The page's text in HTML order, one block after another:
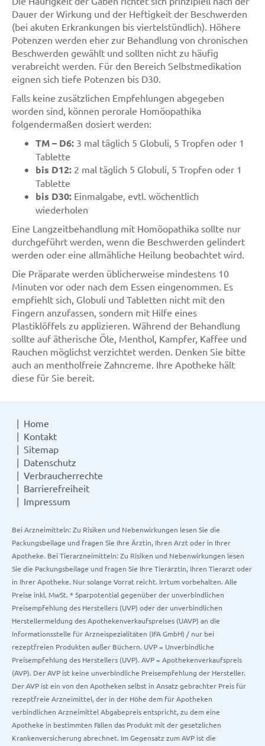
Dauer der Wirkung und der Heftigkeit der Beschwerden
(bei akuten Erkrankungen bis viertelstündlich). Höhere
Potenzen werden eher zur Behandlung von chronischen
Beschwerden gewählt und sollten nicht zu häufig
verabreicht werden. Für den Bereich Selbstmedikation
eignen sich tiefe Potenzen bis D30.
Falls keine zusätzlichen Empfehlungen abgegeben
worden sind, können perorale Homöopathika
folgendermaßen dosiert werden:
TM – D6: 3 mal täglich 5 Globuli, 5 Tropfen oder 1
Tablette
bis D12: 2 mal täglich 5 Globuli, 5 Tropfen oder 1
Tablette
bis D30: Einmalgabe, evtl. wöchentlich
wiederholen
Eine Langzeitbehandlung mit Homöopathika sollte nur
durchgeführt werden, wenn die Beschwerden gelindert
werden oder eine allmähliche Heilung beobachtet wird.
Die Präparate werden üblicherweise mindestens 10
Minuten vor oder nach dem Essen eingenommen. Es
empfiehlt sich, Globuli und Tabletten nicht mit den
Fingern anzufassen, sondern mit Hilfe eines
Plastiklöffels zu applizieren. Während der Behandlung
sollte auf ätherische Öle, Menthol, Kampfer, Kaffee und
Rauchen möglichst verzichtet werden. Denken Sie bitte
auch an mentholfreie Zahncreme. Ihre Apotheke hält
diese für Sie bereit.
Home
Kontakt
Sitemap
Datenschutz
Verbraucherrechte
Barrierefreiheit
Impressum
Bei Arzneimitteln: Zu Risiken und Nebenwirkungen lesen Sie die
Packungsbeilage und fragen Sie Ihre Ärztin, Ihren Arzt oder in Ihrer
Apotheke. Bei Tierarzneimitteln: Zu Risiken und Nebenwirkungen lesen
Sie die Packungsbeilage und fragen Sie Ihre Tierärztin, Ihren Tierarzt oder
in Ihrer Apotheke. Nur solange Vorrat reicht. Irrtum vorbehalten. Alle
Preise inkl. MwSt. * Sparpotential gegenüber der unverbindlichen
Preisempfehlung des Herstellers (UVP) oder der unverbindlichen
Herstellermeldung des Apothekenverkaufspreises (UAVP) an die
Informationsstelle für Arzneispezialitäten (IFA GmbH) / nur bei
rezeptfreien Produkten außer Büchern. UVP = Unverbindliche
Preisempfehlung des Herstellers (UVP). AVP = Apothekenverkaufspreis
(AVP). Der AVP ist keine unverbindliche Preisempfehlung der Hersteller.
Der AVP ist ein von den Apotheken selbst in Ansatz gebrachter Preis für
rezeptfreie Arzneimittel, der in der Höhe dem für Apotheken
verbindlichen Arzneimittel Abgabepreis entspricht, zu dem eine
Apotheke in bestimmten Fällen das Produkt mit der gesetzlichen
Krankenversicherung abrechnet. Im Gegensatz zum AVP ist die